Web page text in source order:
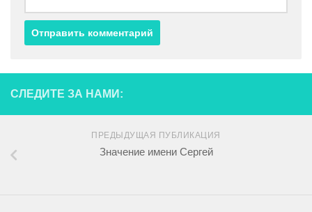
СЛЕДИТЕ ЗА НАМИ:
ПРЕДЫДУЩАЯ ПУБЛИКАЦИЯ
Значение имени Сергей